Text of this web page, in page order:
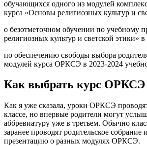
обучающихся одного из модулей
курса «Основы религиозных культур и
о безотметочном обучении по учебному
религиозных культур и светской этики» в
по обеспечению свободы выбора
модулей курса ОРКСЭ в 2023-2024
Как выбрать курс ОРКСЭ
Как я уже сказала, уроки ОРКСЭ
классе, но впервые родители могут
аббревиатуру уже в третьем. Обычно
заранее проводят родительское собрание
презентацию о разных модулях ОРКСЭ.